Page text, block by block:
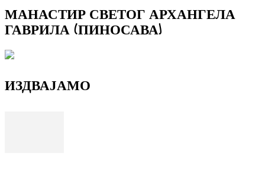
МАНАСТИР СВЕТОГ АРХАНГЕЛА
ГАВРИЛА (ПИНОСАВА)
ИЗДВАЈАМО